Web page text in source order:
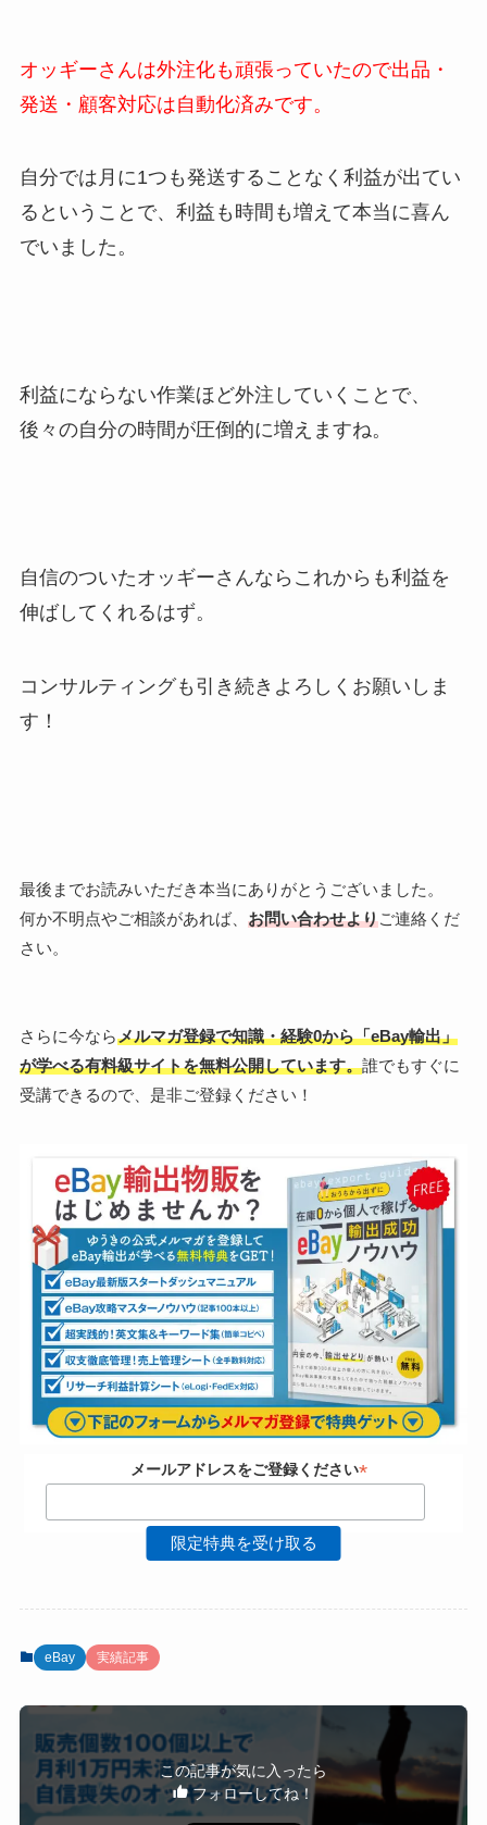
オッギーさんは外注化も頑張っていたので出品・
発送・顧客対応は自動化済みです。
自分では月に1つも発送することなく利益が出てい
るということで、利益も時間も増えて本当に喜ん
でいました。
利益にならない作業ほど外注していくことで、
後々の自分の時間が圧倒的に増えますね。
自信のついたオッギーさんならこれからも利益を
伸ばしてくれるはず。
コンサルティングも引き続きよろしくお願いしま
す！
最後までお読みいただき本当にありがとうございました。
何か不明点やご相談があれば、 お問い合わせよりご連絡くだ
さい。
さらに今ならメルマガ登録で知識・経験0から「eBay輸出」
が学べる有料級サイトを無料公開しています。誰でもすぐに
受講できるので、是非ご登録ください！
メールアドレスをご登録ください*
eBay 実績記事
この記事が気に入ったら
フォローしてね！